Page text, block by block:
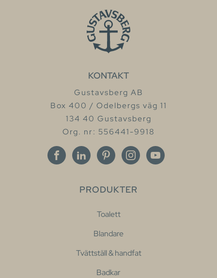
KONTAKT
Gustavsberg AB
Box 400 / Odelbergs väg 11
134 40 Gustavsberg
Org. nr: 556441-9918
PRODUKTER
Toalett
Blandare
Tvättställ & handfat
Badkar